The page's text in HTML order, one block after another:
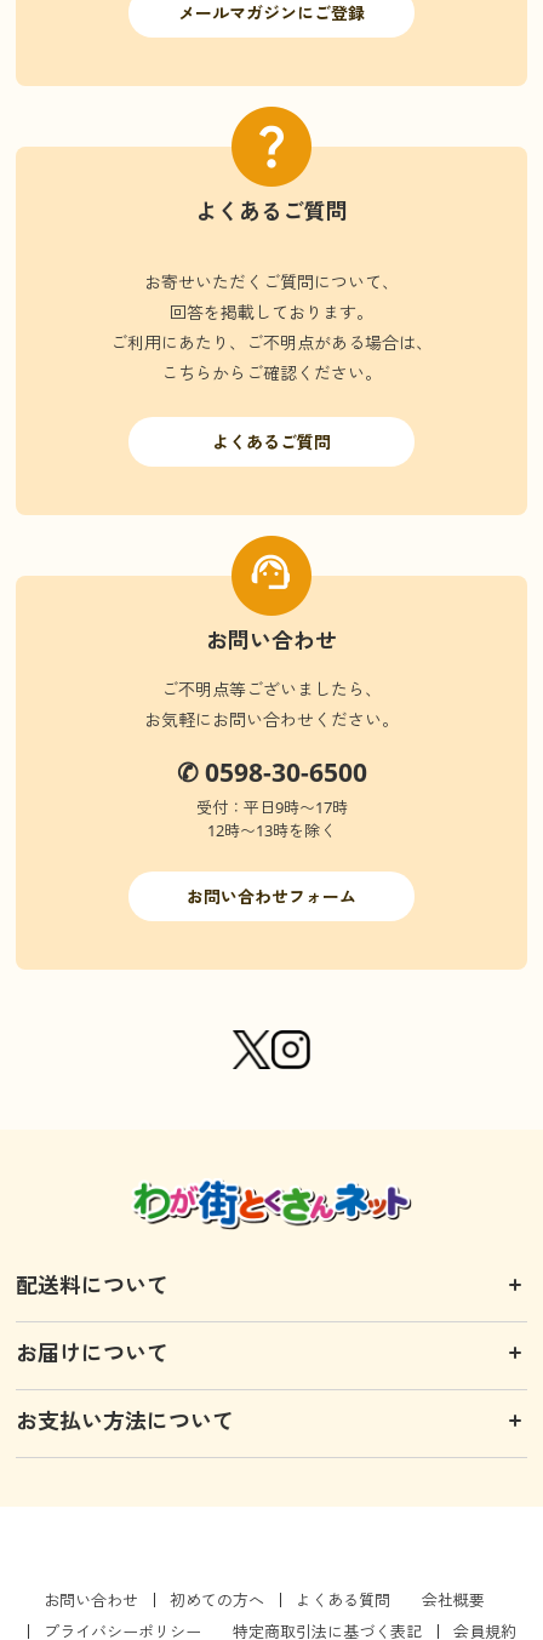
メールマガジンにご登録
よくあるご質問
お寄せいただくご質問について、
回答を掲載しております。
ご利用にあたり、ご不明点がある場合は、
こちらからご確認ください。
よくあるご質問
お問い合わせ
ご不明点等ございましたら、
お気軽にお問い合わせください。
✆ 0598-30-6500
受付：平日9時〜17時
12時〜13時を除く
お問い合わせフォーム
配送料について
お届けについて
お支払い方法について
お問い合わせ 初めての方へ よくある質問
会社概要
プライバシーポリシー
特定商取引法に基づく表記 会員規約